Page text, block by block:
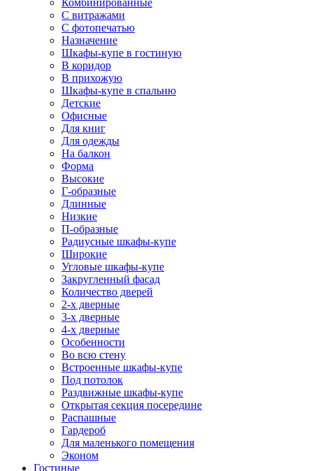
Комбинированные
С витражами
С фотопечатью
Назначение
Шкафы-купе в гостиную
В коридор
В прихожую
Шкафы-купе в спальню
Детские
Офисные
Для книг
Для одежды
На балкон
Форма
Высокие
Г-образные
Длинные
Низкие
П-образные
Радиусные шкафы-купе
Широкие
Угловые шкафы-купе
Закругленный фасад
Количество дверей
2-х дверные
3-х дверные
4-х дверные
Особенности
Во всю стену
Встроенные шкафы-купе
Под потолок
Раздвижные шкафы-купе
Открытая секция посередине
Распашные
Гардероб
Для маленького помещения
Эконом
Гостиные